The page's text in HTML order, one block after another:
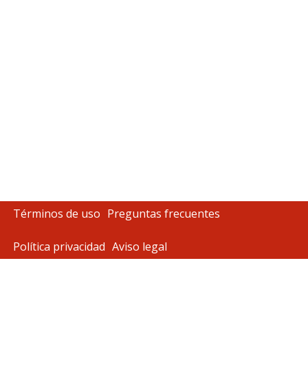
Términos de uso Preguntas frecuentes
Política privacidad Aviso legal